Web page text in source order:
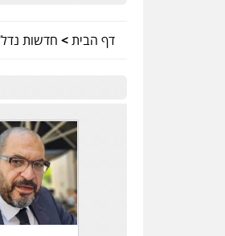
דף הבית> חדשות